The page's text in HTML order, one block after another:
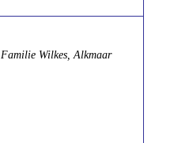
Familie Wilkes, Alkmaar